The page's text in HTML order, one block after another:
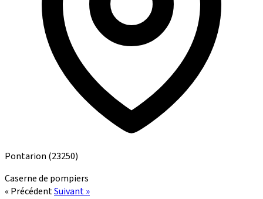
Pontarion (23250)
Caserne de pompiers
« PrécédentSuivant »